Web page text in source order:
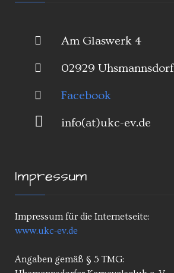
Am Glaswerk 4
02929 Uhsmannsdorf
Facebook
info(at)ukc-ev.de
Impressum
Impressum für die Internetseite:
www.ukc-ev.de
Angaben gemäß § 5 TMG: